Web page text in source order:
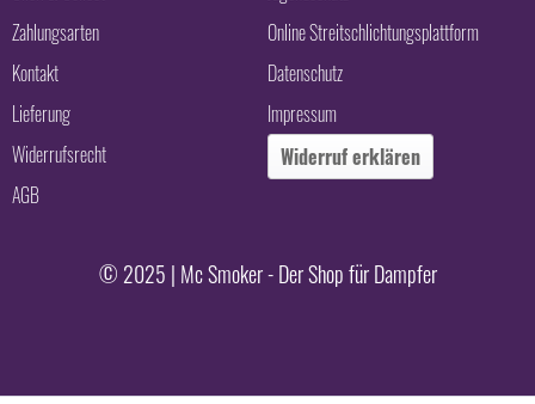
Zahlungsarten
Kontakt
Lieferung
Widerrufsrecht
AGB
Online Streitschlichtungsplattform
Datenschutz
Impressum
Widerruf erklären
© 2025 | Mc Smoker - Der Shop für Dampfer